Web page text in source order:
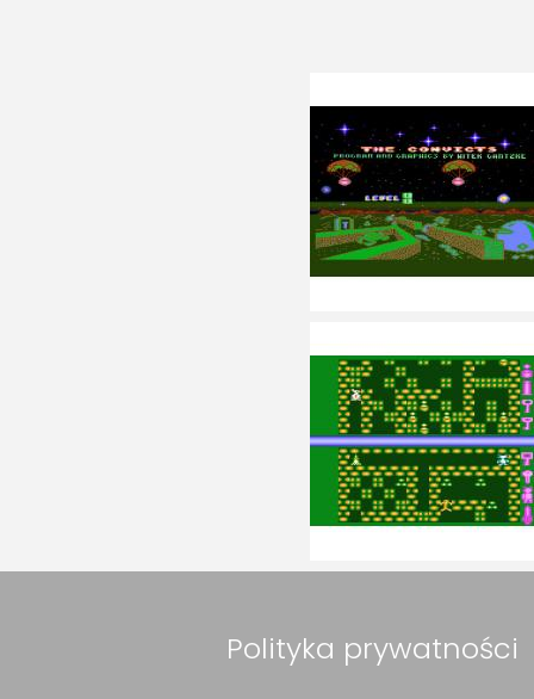
Polityka prywatności